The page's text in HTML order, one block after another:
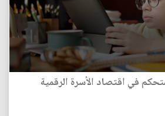
في اقتصاد الأسرة الرقمية